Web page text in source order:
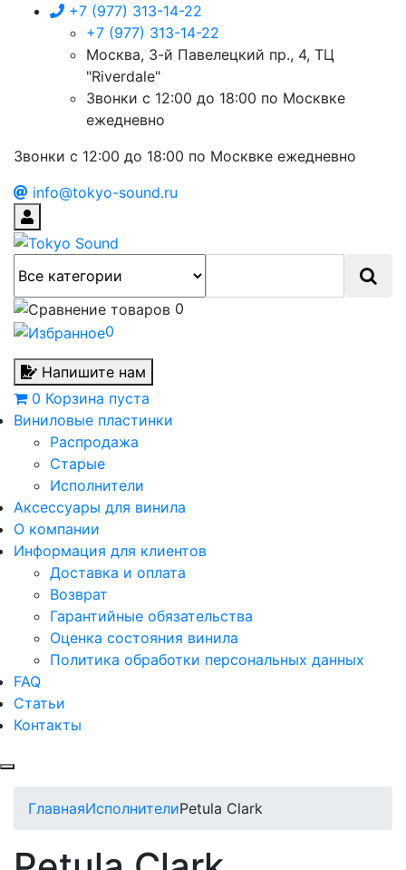
+7 (977) 313-14-22
+7 (977) 313-14-22
Москва, 3-й Павелецкий пр., 4, ТЦ
"Riverdale"
Звонки с 12:00 до 18:00 по Москвке
ежедневно
Звонки с 12:00 до 18:00 по Москвке ежедневно
info@tokyo-sound.ru
0
0
Напишите нам
0 Корзина пуста
Виниловые пластинки
Распродажа
Старые
Исполнители
Аксессуары для винила
О компании
Информация для клиентов
Доставка и оплата
Возврат
Гарантийные обязательства
Оценка состояния винила
Политика обработки персональных данных
FAQ
Статьи
Контакты
ГлавнаяИсполнителиPetula Clark